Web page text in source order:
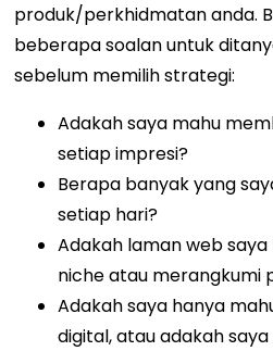
produk/perkhidmatan anda.
beberapa soalan untuk
sebelum memilih strategi:
Adakah saya mahu
setiap impresi?
Berapa banyak yang
setiap hari?
Adakah laman web
niche atau merangkumi
Adakah saya hanya
digital, atau adakah